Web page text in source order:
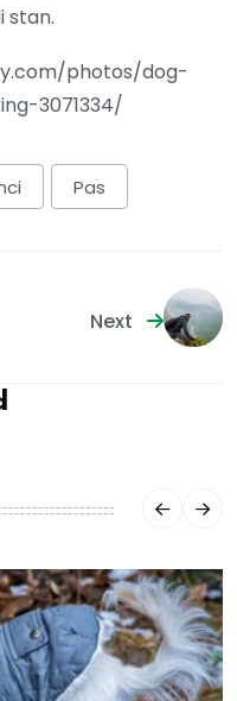
stan.
photos/dog-
3071334/
Pas
Next